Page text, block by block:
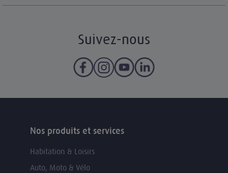
Suivez-nous
Nos produits et services
Habitation & Loisirs
Auto, Moto & Vélo